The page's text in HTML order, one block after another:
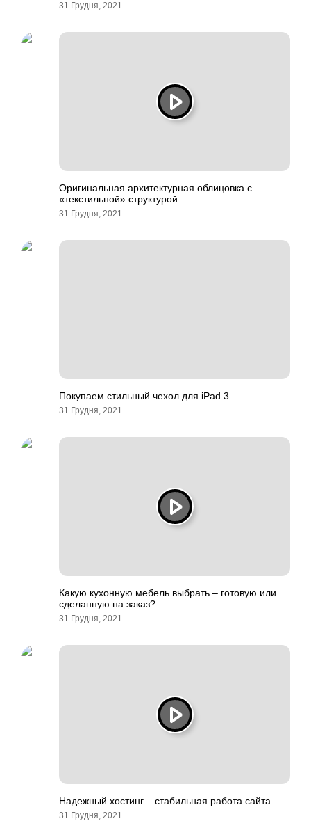
31 Грудня, 2021
Оригинальная архитектурная облицовка с
«текстильной» структурой
31 Грудня, 2021
Покупаем стильный чехол для iPad 3
31 Грудня, 2021
Какую кухонную мебель выбрать – готовую или
сделанную на заказ?
31 Грудня, 2021
Надежный хостинг – стабильная работа сайта
31 Грудня, 2021